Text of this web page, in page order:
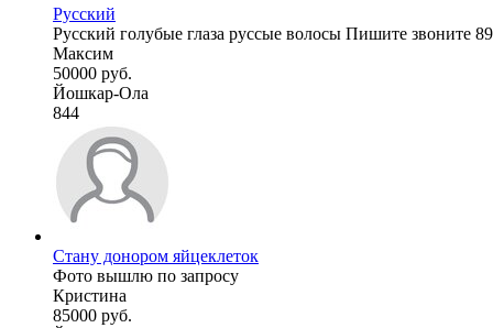
Русский
Русский голубые глаза руссые волосы Пишите звоните
Максим
50000 руб.
Йошкар-Ола
844
Стану донором яйцеклеток
Фото вышлю по запросу
Кристина
85000 руб.